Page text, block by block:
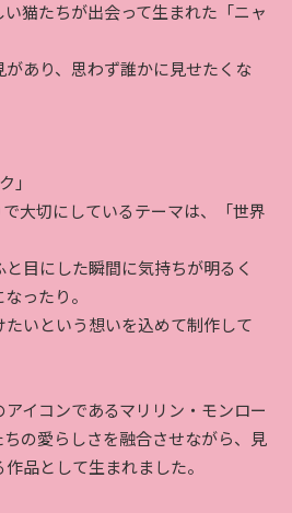
猫たちが出会って生まれた「ニャ
あり、思わず誰かに見せたくな
」
大切にしているテーマは、「世界
目にした瞬間に気持ちが明るく
ったり。
いという想いを込めて制作して
イコンであるマリリン・モンロー
の愛らしさを融合させながら、見
品として生まれました。